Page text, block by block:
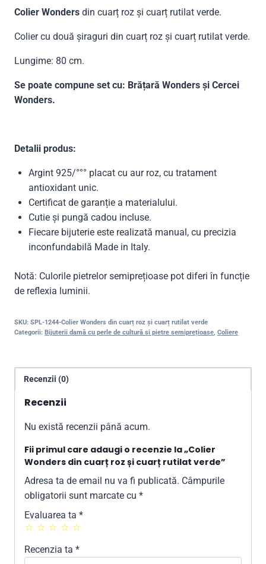
Colier Wonders din cuarț roz și cuarț rutilat verde.
Colier cu două șiraguri din cuarț roz și cuarț rutilat verde.
Lungime: 80 cm.
Se poate compune set cu: Brățară Wonders și Cercei
Wonders.
Detalii produs:
Argint 925/°°° placat cu aur roz, cu tratament
antioxidant unic.
Certificat de garanție a materialului.
Cutie și pungă cadou incluse.
Fiecare bijuterie este realizată manual, cu precizia
inconfundabilă Made in Italy.
Notă: Culorile pietrelor semiprețioase pot diferi în funcție
de reflexia luminii.
SKU: SPL-1244-Colier Wonders din cuarț roz și cuarț rutilat verde
Categorii: Bijuterii damă cu perle de cultură si pietre semiprețioase, Coliere
Recenzii (0)
Recenzii
Nu există recenzii până acum.
Fii primul care adaugi o recenzie la „Colier
Wonders din cuarț roz și cuarț rutilat verde”
Adresa ta de email nu va fi publicată. Câmpurile
obligatorii sunt marcate cu *
Evaluarea ta *
Recenzia ta *